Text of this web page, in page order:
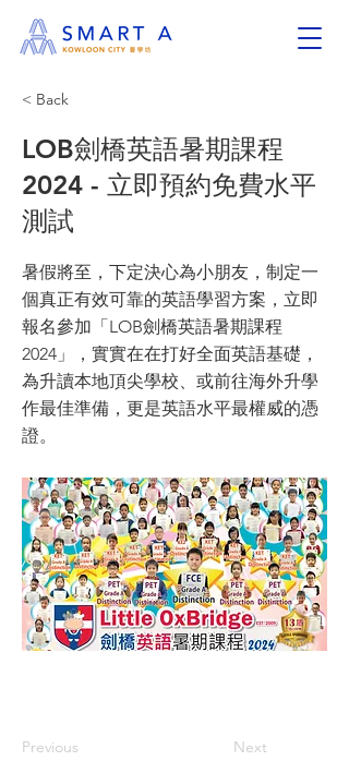
< Back
LOB劍橋英語暑期課程
2024 - 立即預約免費水平
測試
暑假將至，下定決心為小朋友，制定一
個真正有效可靠的英語學習方案，立即
報名參加「LOB劍橋英語暑期課程
2024」，實實在在打好全面英語基礎，
為升讀本地頂尖學校、或前往海外升學
作最佳準備，更是英語水平最權威的憑
證。
Previous Next